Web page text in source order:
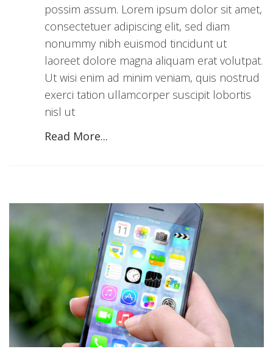
possim assum. Lorem ipsum dolor sit amet,
consectetuer adipiscing elit, sed diam
nonummy nibh euismod tincidunt ut
laoreet dolore magna aliquam erat volutpat.
Ut wisi enim ad minim veniam, quis nostrud
exerci tation ullamcorper suscipit lobortis
nisl ut
Read More...